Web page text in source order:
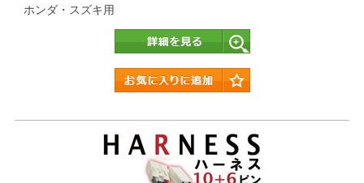
ホンダ・スズキ用